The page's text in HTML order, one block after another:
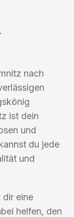
nach
ist dein
und
du jede
und
dir eine
helfen, den